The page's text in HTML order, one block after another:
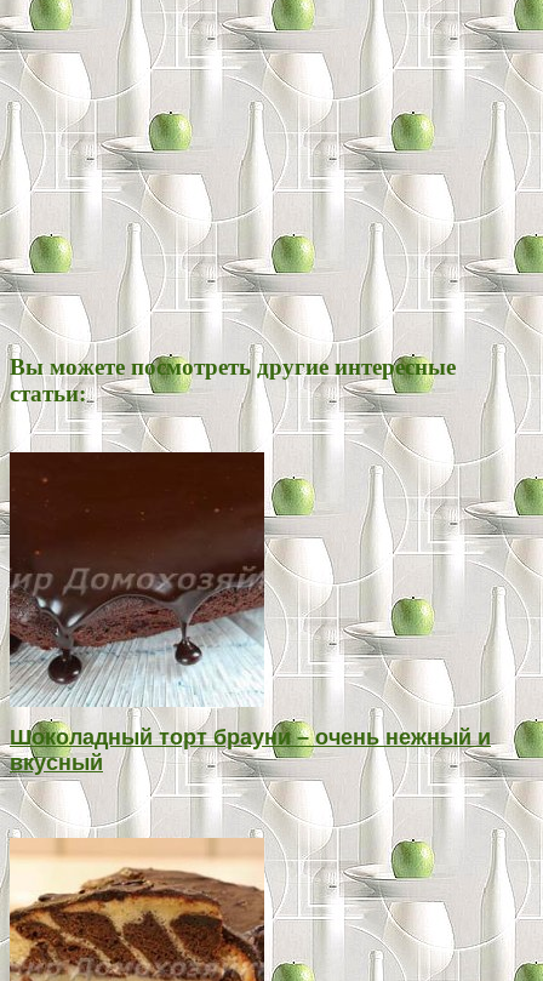
Вы можете посмотреть другие интересные
статьи:
Шоколадный торт брауни – очень нежный и
вкусный